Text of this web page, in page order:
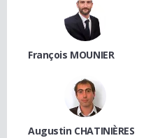
François MOUNIER
Augustin CHATINIÈRES